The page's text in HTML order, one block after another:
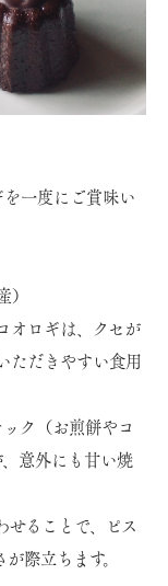
一度にご賞味い
オロギは、クセが
ただきやすい食用
ク（お煎餅やコ
意外にも甘い焼
ることで、ピス
際立ちます。